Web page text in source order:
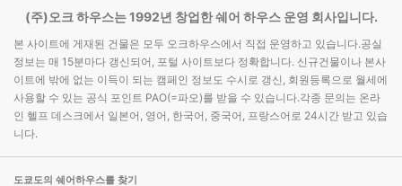
(주)오크 하우스는 1992년 창업한 쉐어 하우스 운영 회사입니다.
본 사이트에 게재된 건물은 모두 오크하우스에서 직접 운영하고 있습니다.공실
정보는 매 15분마다 갱신되어, 포털 사이트보다 정확합니다. 신규건물이나 본사
이트에 밖에 없는 이득이 되는 캠페인 정보도 수시로 갱신, 회원등록으로 월세에
사용할 수 있는 공식 포인트 PAO(=파오)를 받을 수 있습니다.각종 문의는 온라
인 헬프 데스크에서 일본어, 영어, 한국어, 중국어, 프랑스어로 24시간 받고 있습
니다.
도쿄도의 쉐어하우스를 찾기